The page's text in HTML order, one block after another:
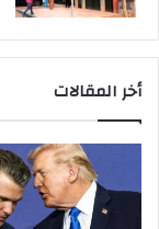
أخر المقالات